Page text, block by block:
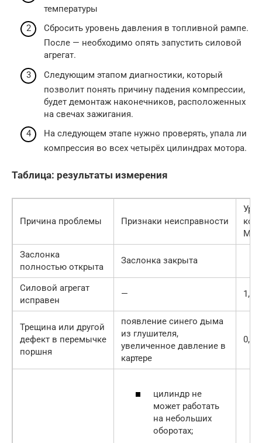
температуры
Сбросить уровень давления в топливной рампе.
После — необходимо опять запустить силовой
агрегат.
Следующим этапом диагностики, который
позволит понять причину падения компрессии,
будет демонтаж наконечников, расположенных
на свечах зажигания.
На следующем этапе нужно проверять, упала ли
компрессия во всех четырёх цилиндрах мотора.
Таблица: результаты измерения
Причина проблемы Признаки неисправности
МПа
Заслонка
полностью открыта
Заслонка закрыта
Силовой агрегат
исправен
— 1,0-
Трещина или другой
дефект в перемычке
поршня
появление синего дыма
из глушителя,
увеличенное давление в
картере
0,6-
цилиндр не
может работать
на небольших
оборотах;